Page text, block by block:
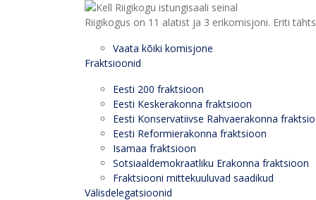
Riigikogus on 11 alatist ja 3 erikomisjoni. Eriti
Vaata kõiki komisjone
Fraktsioonid
Eesti 200 fraktsioon
Eesti Keskerakonna fraktsioon
Eesti Konservatiivse Rahvaerakonna
Eesti Reformierakonna fraktsioon
Isamaa fraktsioon
Sotsiaaldemokraatliku Erakonna fraktsioon
Fraktsiooni mittekuuluvad saadikud
Välisdelegatsioonid